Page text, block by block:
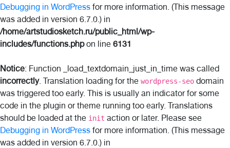
Debugging in WordPress for more information. (This message
was added in version 6.7.0.) in
/home/artstudiosketch.ru/public_html/wp-
includes/functions.phpon line 6131
Notice: Function _load_textdomain_just_in_time was called
incorrectly. Translation loading for the wordpress-seo domain
was triggered too early. This is usually an indicator for some
code in the plugin or theme running too early. Translations
should be loaded at the init action or later. Please see
Debugging in WordPress for more information. (This message
was added in version 6.7.0.) in